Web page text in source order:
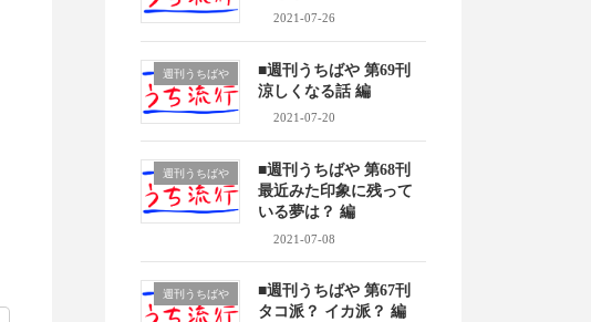
2021-07-26
週刊うちばや
■週刊うちばや 第69刊
涼しくなる話 編
2021-07-20
週刊うちばや
■週刊うちばや 第68刊
最近みた印象に残って
いる夢は？ 編
2021-07-08
週刊うちばや
■週刊うちばや 第67刊
タコ派？ イカ派？ 編